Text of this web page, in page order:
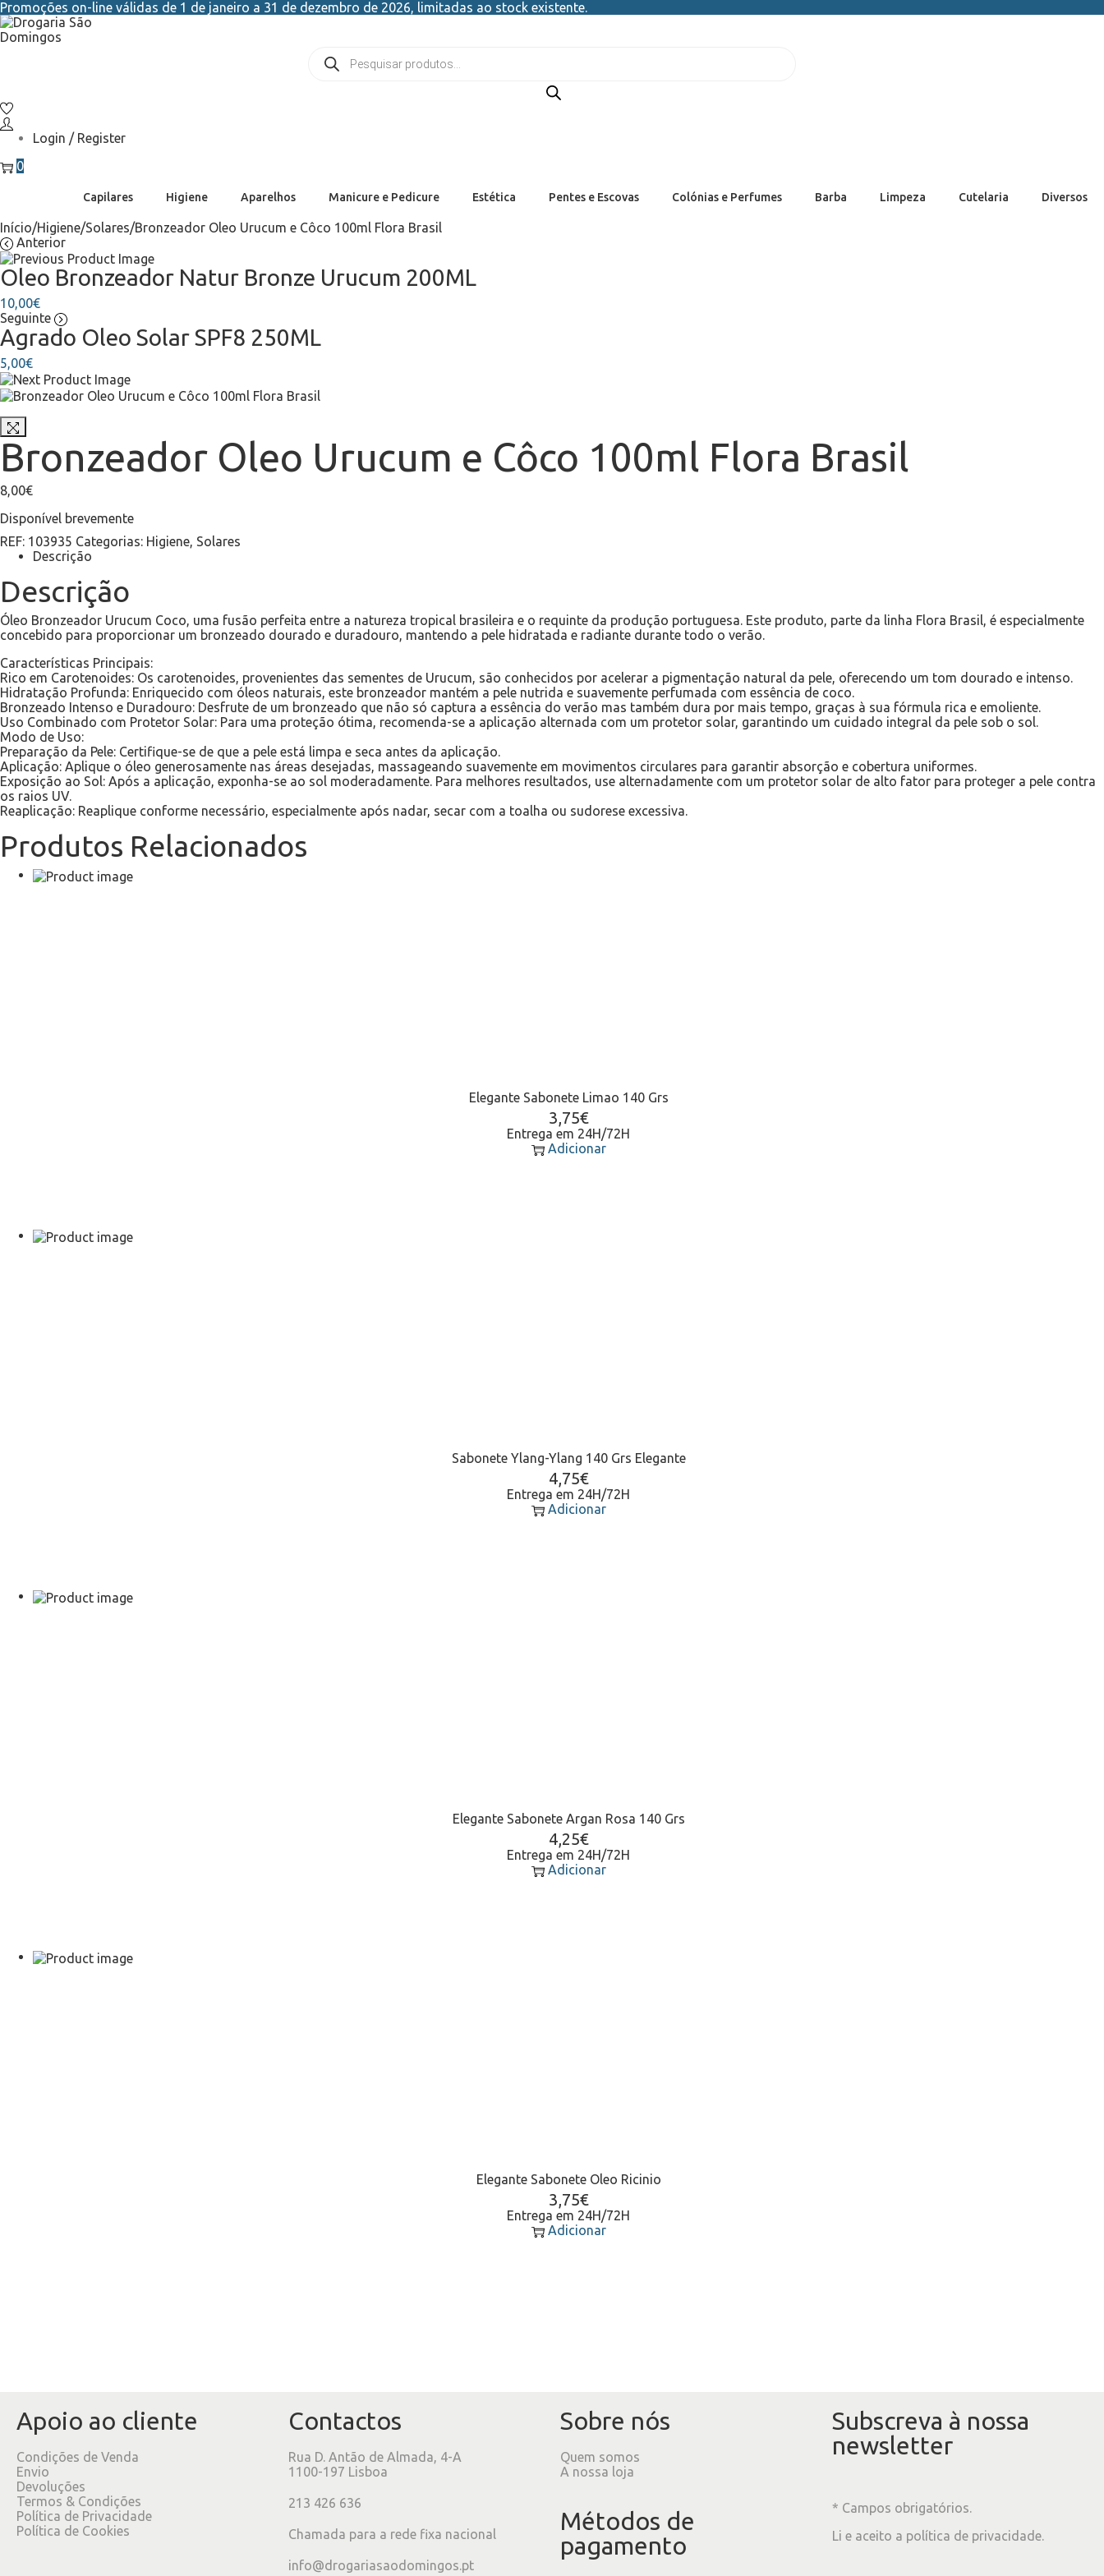
Promoções on-line válidas de 1 de janeiro a 31 de dezembro de 2026, limitadas ao stock existente.
Login / Register
0
Capilares Higiene Aparelhos Manicure e Pedicure Estética Pentes e Escovas Colónias e Perfumes Barba Limpeza Cutelaria Diversos
Início/Higiene/Solares/Bronzeador Oleo Urucum e Côco 100ml Flora Brasil
Anterior
Oleo Bronzeador Natur Bronze Urucum 200ML
10,00€
Seguinte
Agrado Oleo Solar SPF8 250ML
5,00€
Bronzeador Oleo Urucum e Côco 100ml Flora Brasil
8,00€
Disponível brevemente
REF: 103935 Categorias: Higiene, Solares
Descrição
Descrição
Óleo Bronzeador Urucum Coco, uma fusão perfeita entre a natureza tropical brasileira e o requinte da produção portuguesa. Este produto, parte da linha Flora Brasil, é especialmente
concebido para proporcionar um bronzeado dourado e duradouro, mantendo a pele hidratada e radiante durante todo o verão.
Características Principais:
Rico em Carotenoides: Os carotenoides, provenientes das sementes de Urucum, são conhecidos por acelerar a pigmentação natural da pele, oferecendo um tom dourado e intenso.
Hidratação Profunda: Enriquecido com óleos naturais, este bronzeador mantém a pele nutrida e suavemente perfumada com essência de coco.
Bronzeado Intenso e Duradouro: Desfrute de um bronzeado que não só captura a essência do verão mas também dura por mais tempo, graças à sua fórmula rica e emoliente.
Uso Combinado com Protetor Solar: Para uma proteção ótima, recomenda-se a aplicação alternada com um protetor solar, garantindo um cuidado integral da pele sob o sol.
Modo de Uso:
Preparação da Pele: Certifique-se de que a pele está limpa e seca antes da aplicação.
Aplicação: Aplique o óleo generosamente nas áreas desejadas, massageando suavemente em movimentos circulares para garantir absorção e cobertura uniformes.
Exposição ao Sol: Após a aplicação, exponha-se ao sol moderadamente. Para melhores resultados, use alternadamente com um protetor solar de alto fator para proteger a pele contra
os raios UV.
Reaplicação: Reaplique conforme necessário, especialmente após nadar, secar com a toalha ou sudorese excessiva.
Produtos Relacionados
Elegante Sabonete Limao 140 Grs
3,75€
Entrega em 24H/72H
Adicionar
Sabonete Ylang-Ylang 140 Grs Elegante
4,75€
Entrega em 24H/72H
Adicionar
Elegante Sabonete Argan Rosa 140 Grs
4,25€
Entrega em 24H/72H
Adicionar
Elegante Sabonete Oleo Ricinio
3,75€
Entrega em 24H/72H
Adicionar
Apoio ao cliente
Condições de Venda
Envio
Devoluções
Termos & Condições
Política de Privacidade
Política de Cookies
Contactos
Rua D. Antão de Almada, 4-A
1100-197 Lisboa
213 426 636
Chamada para a rede fixa nacional
info@drogariasaodomingos.pt
Sobre nós
Quem somos
A nossa loja
Métodos de
pagamento
Subscreva à nossa
newsletter
* Campos obrigatórios.
Li e aceito a política de privacidade.